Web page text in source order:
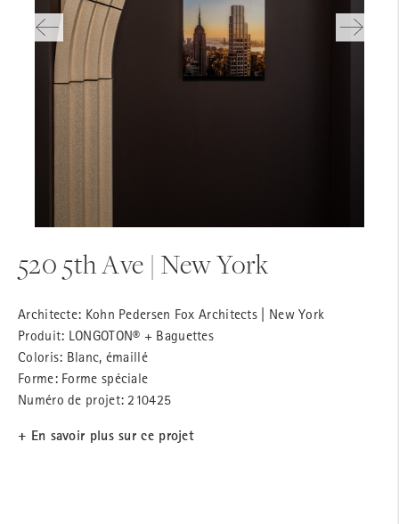
520 5th Ave | New York
Architecte: Kohn Pedersen Fox Architects | New York
Produit: LONGOTON® + Baguettes
Coloris: Blanc, émaillé
Forme: Forme spéciale
Numéro de projet: 210425
+ En savoir plus sur ce projet